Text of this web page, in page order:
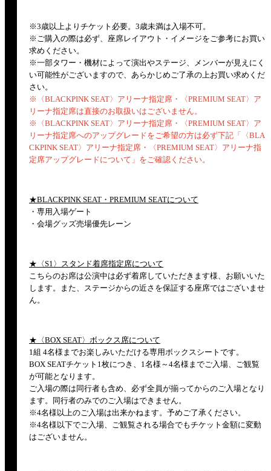
※3歳以上よりチケット必要。3歳未満は入場不可。
※ご購入の際は必ず、座席レイアウト・イメージをご参考にお買い
求めください。
※⼀部タワー・機材によって演出やステージ、メンバーが見えにく
い可能性がございますので、あらかじめご了承の上お買い求めくだ
さい。
※〈BLACKPINK SEAT〉アリーナ指定席・〈PREMIUM SEAT〉ア
リーナ指定席は直接のお取扱いはございません。
※〈BLACKPINK SEAT〉アリーナ指定席・〈PREMIUM SEAT〉ア
リーナ指定席へのアップグレードをご希望の方は必ず下記「〈BLA
CKPINK SEAT〉アリーナ指定席・〈PREMIUM SEAT〉アリーナ指
定席アップグレードについて」をご確認ください。
★BLACKPINK SEAT・PREMIUM SEATについて
・専用入場ゲート
・会場グッズ売場優先レーン
★〈S1〉スタンド着席指定席について
こちらのお席は公演中は必ず着席していただきます様、お願いいた
します。また、ステージからの近さを保証する座席ではございませ
ん。
★〈BOX SEAT〉ボックス席について
1組 4名様までお楽しみいただける専用ボックスシートです。
BOX SEATチケット1枚につき、1名様～4名様までご入場、ご観覧
が可能となります。
ご入場の際は同行者も含め、必ず全員が揃ってからのご入場となり
ます。同行者のみでのご入場はできません。
※4名様以上のご入場は出来かねます。予めご了承ください。
※4名様以下でご入場、ご観覧される場合でもチケット金額に変動
はございません。